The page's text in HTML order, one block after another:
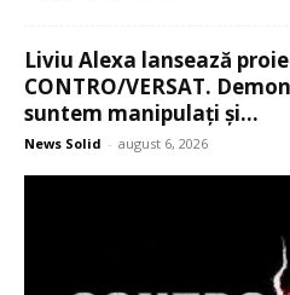
Liviu Alexa lansează
CONTRO/VERSAT.
suntem manipulați și...
News Solid - august 6, 2026